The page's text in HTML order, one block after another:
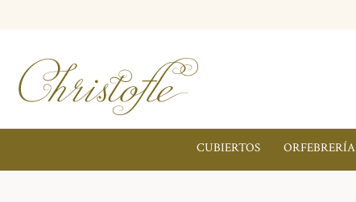
CUBIERTOS ORFEBRERÍA